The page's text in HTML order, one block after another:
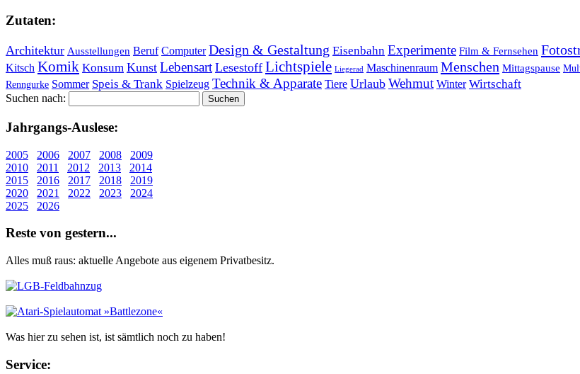
Zu­ta­ten:
Architektur Ausstellungen Beruf Computer Design & Gestaltung Eisenbahn Experimente Film & Fernsehen
Kitsch Komik Konsum Kunst Lebensart Lesestoff Lichtspiele Liegerad Maschinenraum Menschen Mittagspause
Renngurke Sommer Speis & Trank Spielzeug Technik & Apparate Tiere Urlaub Wehmut Winter Wirtschaft
Suchen nach:
Jahr­gangs-Aus­le­se:
2005 2006 2007 2008
2009
2010
2011 2012 2013
2014
2015
2016 2017 2018
2019
2020
2021 2022 2023
2024
2025
2026
Re­ste von ge­stern...
Alles muß raus: aktuelle An­ge­bo­te aus eigenem Privatbesitz.
Was hier zu sehen ist, ist sämt­lich noch zu haben!
Ser­vice: